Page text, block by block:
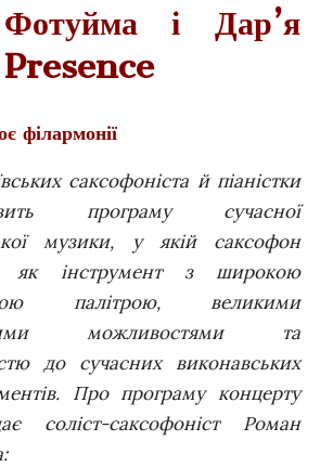
і Дар’я
філармонії
саксофоніста й піаністки
програму сучасної
музики, у якій саксофон
як інструмент з широкою
палітрою, великими
можливостями та
до сучасних виконавських
Про програму концерту
соліст-саксофоніст Роман